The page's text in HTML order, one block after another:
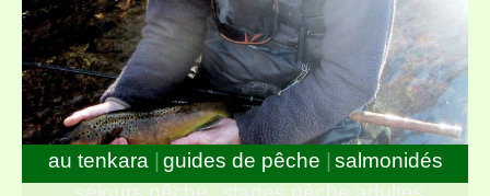
au tenkara guides de pêche
salmonidés